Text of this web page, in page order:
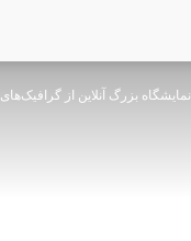
نمایشگاه بزرگ آنلاین از